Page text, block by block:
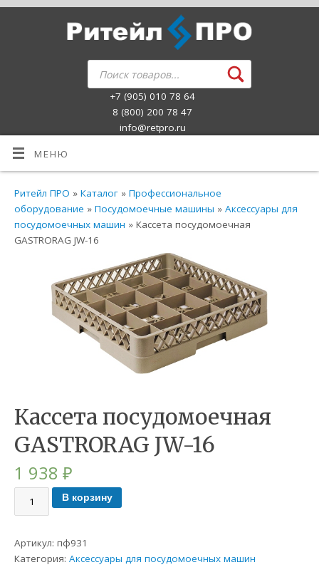
+7 (905) 010 78 64
8 (800) 200 78 47
info@retpro.ru
МЕНЮ
Ритейл ПРО »Каталог »Профессиональное
оборудование »Посудомоечные машины »Аксессуары для
посудомоечных машин » Кассета посудомоечная
GASTRORAG JW-16
Кассета посудомоечная
GASTRORAG JW-16
1 938₽
В корзину
Артикул:пф931
Категория:Аксессуары для посудомоечных машин